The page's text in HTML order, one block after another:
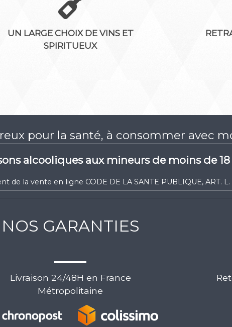
UN LARGE CHOIX DE VINS ET
SPIRITUEUX
pour la santé, à consommer avec
alcooliques aux mineurs de moins de 18
la vente en ligne CODE DE LA SANTE PUBLIQUE, ART. L.
NOS GARANTIES
Livraison 24/48H en France
Métropolitaine